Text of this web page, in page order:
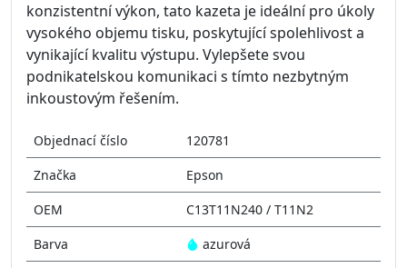
konzistentní výkon, tato kazeta je ideální pro úkoly
vysokého objemu tisku, poskytující spolehlivost a
vynikající kvalitu výstupu. Vylepšete svou
podnikatelskou komunikaci s tímto nezbytným
inkoustovým řešením.
Objednací číslo
120781
Značka
Epson
OEM
C13T11N240 / T11N2
Barva
azurová